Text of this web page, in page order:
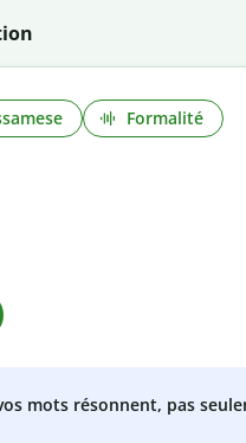
Formalité
mots résonnent, pas